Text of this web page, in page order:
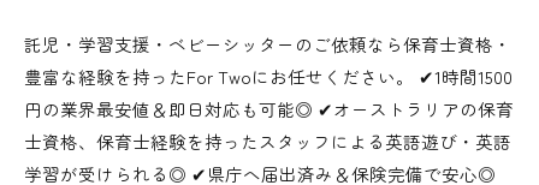
託児・学習支援・ベビーシッターのご依頼なら保育士資格・
豊富な経験を持ったFor Twoにお任せください。 ✔︎1時間1500
円の業界最安値＆即日対応も可能◎ ✔︎オーストラリアの保育
士資格、保育士経験を持ったスタッフによる英語遊び・英語
学習が受けられる◎ ✔︎県庁へ届出済み＆保険完備で安心◎